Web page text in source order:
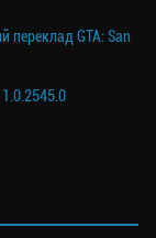
GTA: San
1.0.2545.0